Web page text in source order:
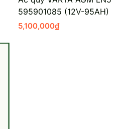
Mercedes-
Đồng Nai -
595901085 (12V-95AH)
5,100,000₫